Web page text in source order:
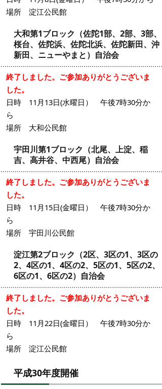
場所 淀江公民館
大和第1ブロック（佐陀1部、2部、3部、
桜台、佐陀浜、佐陀北浜、佐陀新田、沖
新田、ニューやまと）自治会
終了しました。ご参加ありがとうございま
した。
日時 11月13日(水曜日） 午後7時30分か
ら
場所 大和公民館
宇田川第1ブロック（北尾、上淀、稲
吉、高井谷、中西尾）自治会
終了しました。ご参加ありがとうございま
した。
日時 11月15日(金曜日） 午後7時30分か
ら
場所 宇田川公民館
淀江第2ブロック（2区、3区の1、3区の
2、4区の1、4区の2、5区の1、5区の2、
6区の1、6区の2）自治会
終了しました。ご参加ありがとうございま
した。
日時 11月22日(金曜日） 午後7時30分か
ら
場所 淀江公民館
平成30年度開催